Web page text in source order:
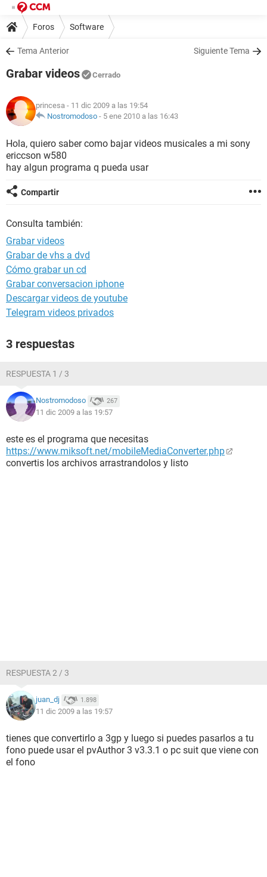
Foros Software
Tema Anterior Siguiente Tema
Grabar videos Cerrado
princesa - 11 dic 2009 a las 19:54
Nostromodoso - 5 ene 2010 a las 16:43
Hola, quiero saber como bajar videos musicales a mi sony
ericcson w580
hay algun programa q pueda usar
Compartir
Consulta también:
Grabar videos
Grabar de vhs a dvd
Cómo grabar un cd
Grabar conversacion iphone
Descargar videos de youtube
Telegram videos privados
3 respuestas
RESPUESTA 1 / 3
Nostromodoso 267
11 dic 2009 a las 19:57
este es el programa que necesitas
https://www.miksoft.net/mobileMediaConverter.php
convertis los archivos arrastrandolos y listo
RESPUESTA 2 / 3
juan_dj 1.898
11 dic 2009 a las 19:57
tienes que convertirlo a 3gp y luego si puedes pasarlos a tu
fono puede usar el pvAuthor 3 v3.3.1 o pc suit que viene con
el fono